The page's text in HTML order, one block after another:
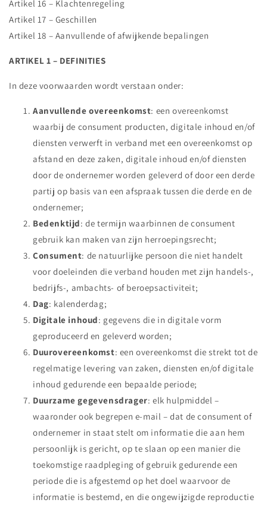
Artikel 16 – Klachtenregeling
Artikel 17 – Geschillen
Artikel 18 – Aanvullende of afwijkende bepalingen
ARTIKEL 1 – DEFINITIES
In deze voorwaarden wordt verstaan onder:
Aanvullende overeenkomst: een overeenkomst
waarbij de consument producten, digitale inhoud en/of
diensten verwerft in verband met een overeenkomst op
afstand en deze zaken, digitale inhoud en/of diensten
door de ondernemer worden geleverd of door een derde
partij op basis van een afspraak tussen die derde en de
ondernemer;
Bedenktijd: de termijn waarbinnen de consument
gebruik kan maken van zijn herroepingsrecht;
Consument: de natuurlijke persoon die niet handelt
voor doeleinden die verband houden met zijn handels-,
bedrijfs-, ambachts- of beroepsactiviteit;
Dag: kalenderdag;
Digitale inhoud: gegevens die in digitale vorm
geproduceerd en geleverd worden;
Duurovereenkomst: een overeenkomst die strekt tot de
regelmatige levering van zaken, diensten en/of digitale
inhoud gedurende een bepaalde periode;
Duurzame gegevensdrager: elk hulpmiddel –
waaronder ook begrepen e-mail – dat de consument of
ondernemer in staat stelt om informatie die aan hem
persoonlijk is gericht, op te slaan op een manier die
toekomstige raadpleging of gebruik gedurende een
periode die is afgestemd op het doel waarvoor de
informatie is bestemd, en die ongewijzigde reproductie